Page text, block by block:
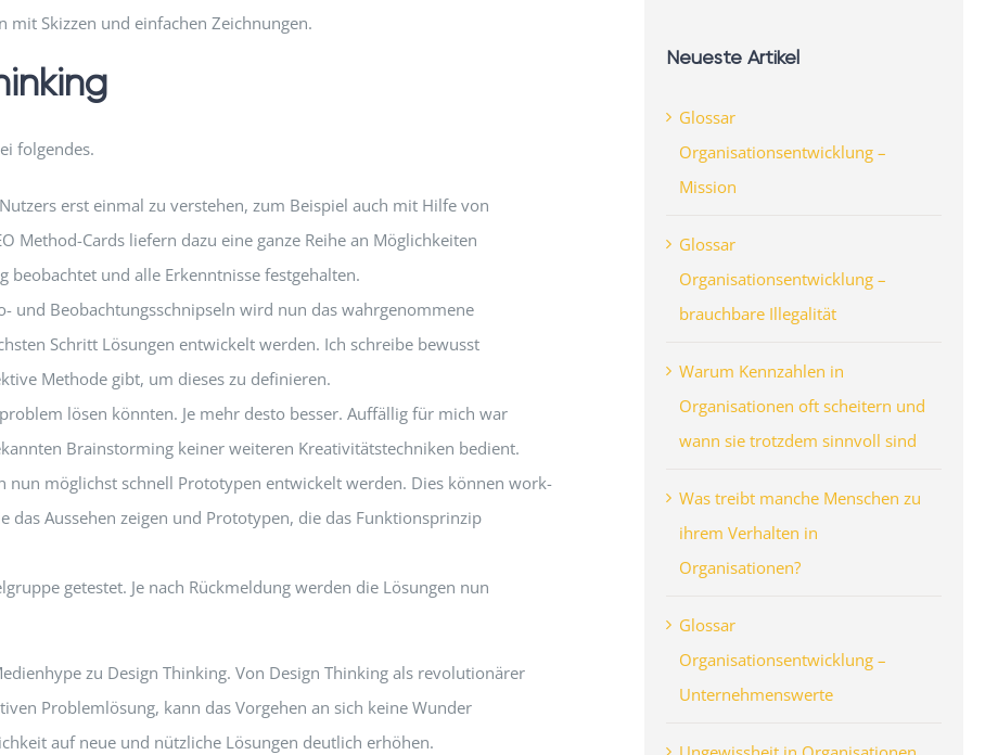
Skizzen und einfachen Zeichnungen.
folgendes.
erst einmal zu verstehen, zum Beispiel auch mit Hilfe von
Method-Cards liefern dazu eine ganze Reihe an Möglichkeiten
und alle Erkenntnisse festgehalten.
und Beobachtungsschnipseln wird nun das wahrgenommene
Schritt Lösungen entwickelt werden. Ich schreibe bewusst
Methode gibt, um dieses zu definieren.
lösen könnten. Je mehr desto besser. Auffällig für mich war
Brainstorming keiner weiteren Kreativitätstechniken bedient.
nun möglichst schnell Prototypen entwickelt werden. Dies können work-
Aussehen zeigen und Prototypen, die das Funktionsprinzip
getestet. Je nach Rückmeldung werden die Lösungen nun
zu Design Thinking. Von Design Thinking als revolutionärer
Problemlösung, kann das Vorgehen an sich keine Wunder
auf neue und nützliche Lösungen deutlich erhöhen.
Neueste Artikel
Glossar
Organisationsentwicklung –
Mission
Glossar
Organisationsentwicklung –
brauchbare Illegalität
Warum Kennzahlen in
Organisationen oft scheitern und
wann sie trotzdem sinnvoll sind
Was treibt manche Menschen zu
ihrem Verhalten in
Organisationen?
Glossar
Organisationsentwicklung –
Unternehmenswerte